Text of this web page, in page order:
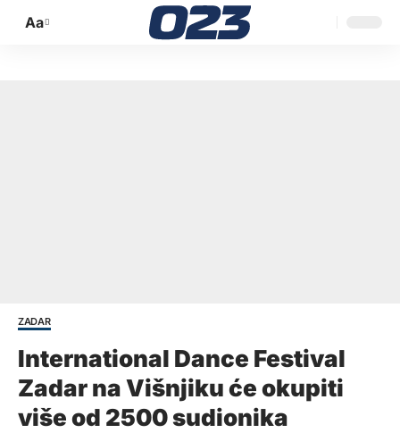
Promijeni
Aa
ZADAR
International Dance Festival
Zadar na Višnjiku će okupiti
više od 2500 sudionika